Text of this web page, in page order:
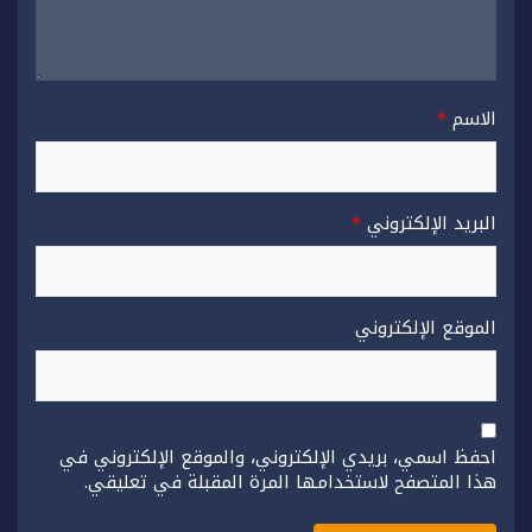
الاسم*
البريد الإلكتروني*
الموقع الإلكتروني
احفظ اسمي، بريدي الإلكتروني، والموقع الإلكتروني في
هذا المتصفح لاستخدامها المرة المقبلة في تعليقي.